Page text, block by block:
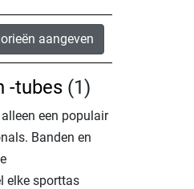
aangeven
-tubes (1)
een populair
Banden en
elke sporttas